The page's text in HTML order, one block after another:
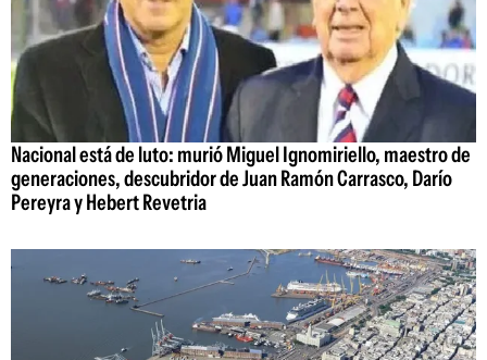
Nacional está de luto: murió Miguel Ignomiriello, maestro de
generaciones, descubridor de Juan Ramón Carrasco, Darío
Pereyra y Hebert Revetria